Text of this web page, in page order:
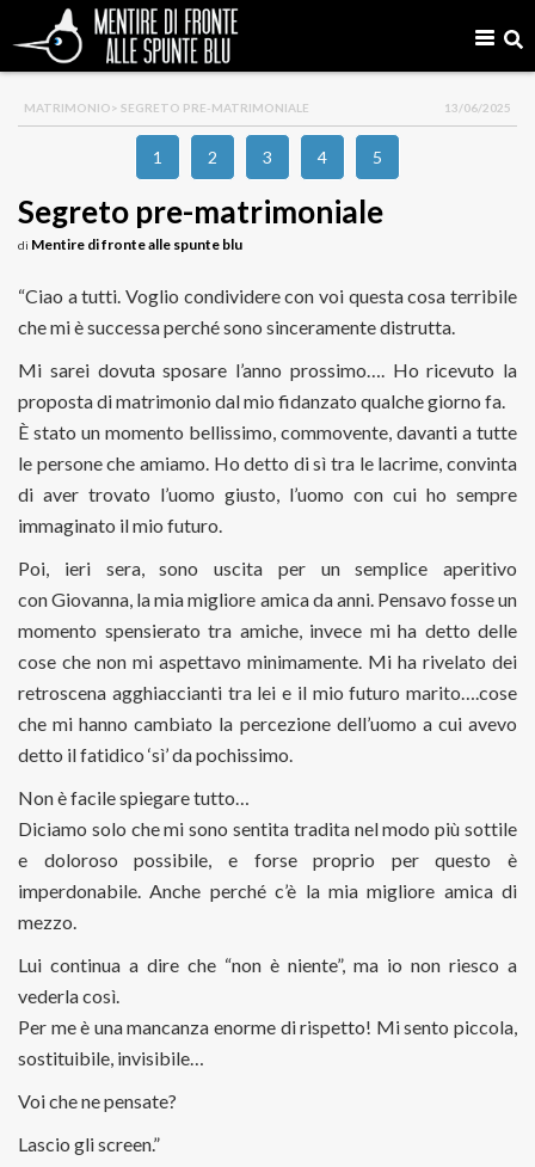
MATRIMONIO> SEGRETO PRE-MATRIMONIALE 13/06/2025
1 2 3 4 5
Segreto pre-matrimoniale
di Mentire di fronte alle spunte blu
“Ciao a tutti. Voglio condividere con voi questa cosa terribile
che mi è successa perché sono sinceramente distrutta.
Mi sarei dovuta sposare l’anno prossimo…. Ho ricevuto la
proposta di matrimonio dal mio fidanzato qualche giorno fa.
È stato un momento bellissimo, commovente, davanti a tutte
le persone che amiamo. Ho detto di sì tra le lacrime, convinta
di aver trovato l’uomo giusto, l’uomo con cui ho sempre
immaginato il mio futuro.
Poi, ieri sera, sono uscita per un semplice aperitivo
con Giovanna, la mia migliore amica da anni. Pensavo fosse un
momento spensierato tra amiche, invece mi ha detto delle
cose che non mi aspettavo minimamente. Mi ha rivelato dei
retroscena agghiaccianti tra lei e il mio futuro marito….cose
che mi hanno cambiato la percezione dell’uomo a cui avevo
detto il fatidico ‘sì’ da pochissimo.
Non è facile spiegare tutto…
Diciamo solo che mi sono sentita tradita nel modo più sottile
e doloroso possibile, e forse proprio per questo è
imperdonabile. Anche perché c’è la mia migliore amica di
mezzo.
Lui continua a dire che “non è niente”, ma io non riesco a
vederla così.
Per me è una mancanza enorme di rispetto! Mi sento piccola,
sostituibile, invisibile…
Voi che ne pensate?
Lascio gli screen.”